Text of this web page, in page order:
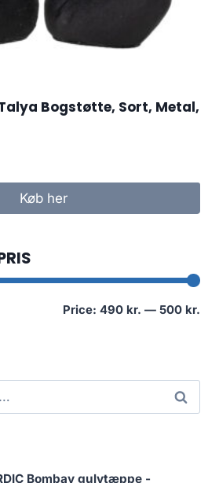
Talya Bogstøtte, Sort, Metal,
Køb her
Price: 490 kr. — 500 kr.
Search
Bombay gulvtæppe -